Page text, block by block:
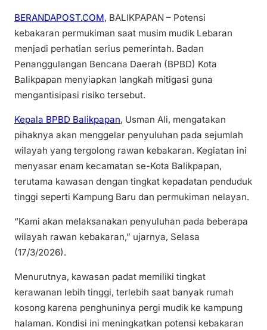
BERANDAPOST.COM, BALIKPAPAN – Potensi
kebakaran permukiman saat musim mudik Lebaran
menjadi perhatian serius pemerintah. Badan
Penanggulangan Bencana Daerah (BPBD) Kota
Balikpapan menyiapkan langkah mitigasi guna
mengantisipasi risiko tersebut.
Kepala BPBD Balikpapan, Usman Ali, mengatakan
pihaknya akan menggelar penyuluhan pada sejumlah
wilayah yang tergolong rawan kebakaran. Kegiatan ini
menyasar enam kecamatan se-Kota Balikpapan,
terutama kawasan dengan tingkat kepadatan penduduk
tinggi seperti Kampung Baru dan permukiman nelayan.
“Kami akan melaksanakan penyuluhan pada beberapa
wilayah rawan kebakaran,” ujarnya, Selasa
(17/3/2026).
Menurutnya, kawasan padat memiliki tingkat
kerawanan lebih tinggi, terlebih saat banyak rumah
kosong karena penghuninya pergi mudik ke kampung
halaman. Kondisi ini meningkatkan potensi kebakaran